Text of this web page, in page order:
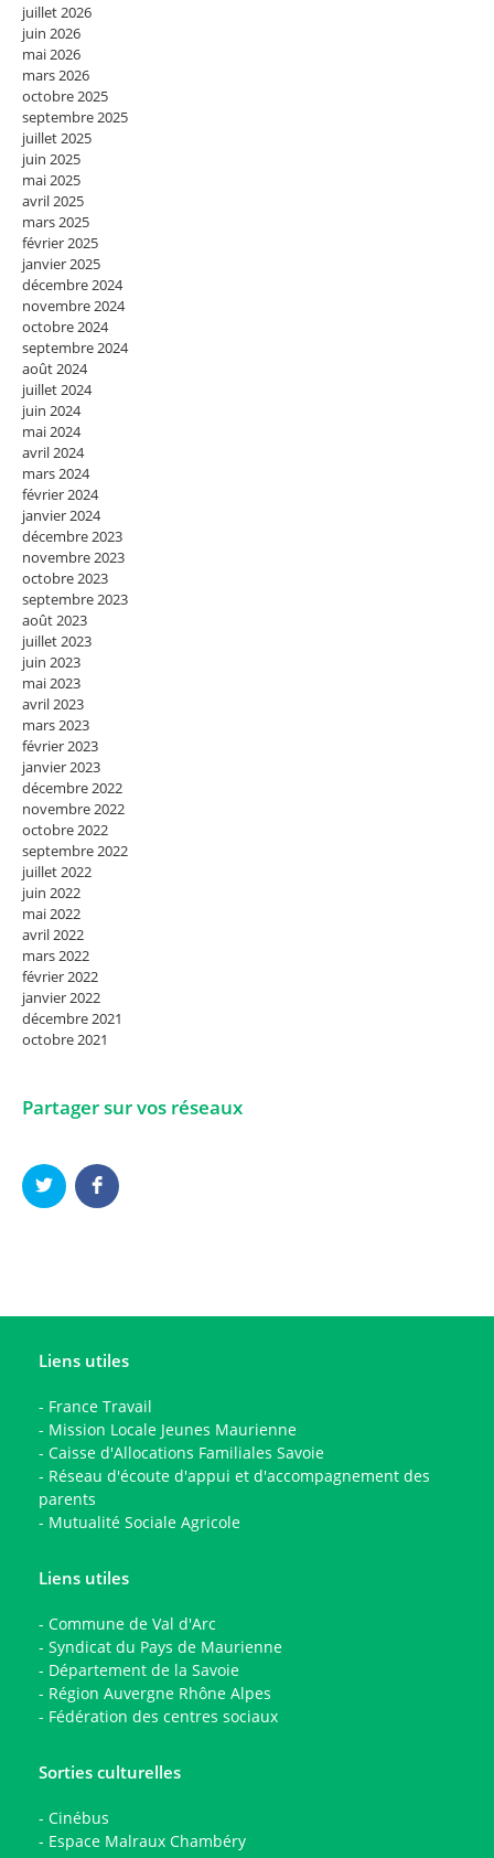
juillet 2026
juin 2026
mai 2026
mars 2026
octobre 2025
septembre 2025
juillet 2025
juin 2025
mai 2025
avril 2025
mars 2025
février 2025
janvier 2025
décembre 2024
novembre 2024
octobre 2024
septembre 2024
août 2024
juillet 2024
juin 2024
mai 2024
avril 2024
mars 2024
février 2024
janvier 2024
décembre 2023
novembre 2023
octobre 2023
septembre 2023
août 2023
juillet 2023
juin 2023
mai 2023
avril 2023
mars 2023
février 2023
janvier 2023
décembre 2022
novembre 2022
octobre 2022
septembre 2022
juillet 2022
juin 2022
mai 2022
avril 2022
mars 2022
février 2022
janvier 2022
décembre 2021
octobre 2021
Partager sur vos réseaux
Liens utiles
- France Travail
- Mission Locale Jeunes Maurienne
- Caisse d'Allocations Familiales Savoie
- Réseau d'écoute d'appui et d'accompagnement des
parents
- Mutualité Sociale Agricole
Liens utiles
- Commune de Val d'Arc
- Syndicat du Pays de Maurienne
- Département de la Savoie
- Région Auvergne Rhône Alpes
- Fédération des centres sociaux
Sorties culturelles
- Cinébus
- Espace Malraux Chambéry